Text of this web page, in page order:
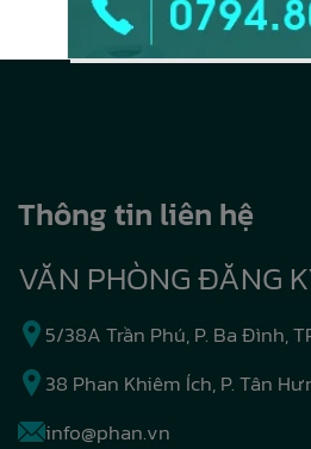
Thông tin liên hệ
VĂN PHÒNG ĐĂNG
5/38A Trần Phú, P. Ba Đình,
38 Phan Khiêm Ích, P. Tân
info@phan.vn